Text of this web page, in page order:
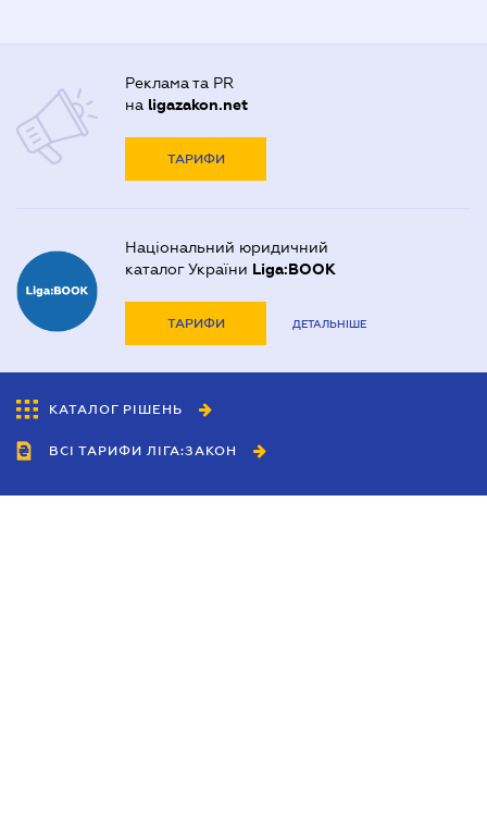
Реклама та PR
на ligazakon.net
ТАРИФИ
Національний юридичний
каталог України Liga:BOOK
ТАРИФИ ДЕТАЛЬНІШЕ
КАТАЛОГ РІШЕНЬ
ВСІ ТАРИФИ ЛІГА:ЗАКОН